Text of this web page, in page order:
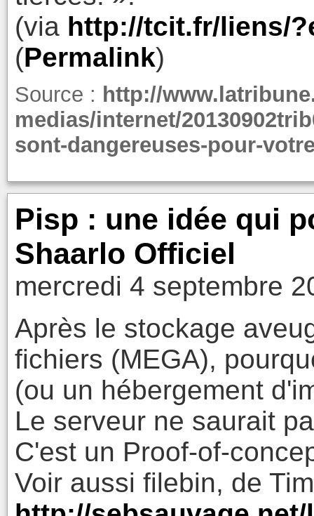
(via http://tcit.fr/liens/
(Permalink)
Source : http://
medias/internet/
sont-dangereuses-pour-
Pisp : une idée qui
Shaarlo Officiel
mercredi 4 septembre
Après le stockage
fichiers (MEGA),
(ou un hébergement
Le serveur ne saurait
C'est un Proof-of-
Voir aussi filebin, de